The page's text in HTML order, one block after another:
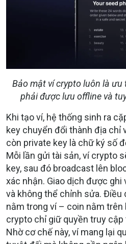
Bảo mật ví crypto luôn là ưu
phải được lưu offline và
Khi tạo ví, hệ thống sinh ra
key chuyển đổi thành địa chỉ
còn private key là chữ ký số
Mỗi lần gửi tài sản, ví crypto
key, sau đó broadcast lên
xác nhận. Giao dịch được ghi
và không thể chỉnh sửa. Điều
nằm trong ví – coin nằm trên
crypto chỉ giữ quyền truy cập
Nhờ cơ chế này, ví mang lại